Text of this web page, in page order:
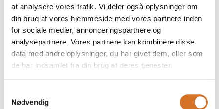
at analysere vores trafik. Vi deler også oplysninger om
din brug af vores hjemmeside med vores partnere inden
for sociale medier, annonceringspartnere og
analysepartnere. Vores partnere kan kombinere disse
data med andre oplysninger, du har givet dem, eller som
de har indsamlet fra din brug af deres tjenester.
Nødvendig
Hos ROSE handler god
kylling ikke kun om
produktet på
tallerkenen. Det handler
også om måden, det
bliver til på. Med vores 1-
Book en master class i
dit eget køkken eller
bageri – oplagt, hvis du
har kolleger, der også
gerne vil vide mere.
og deres karakteristika